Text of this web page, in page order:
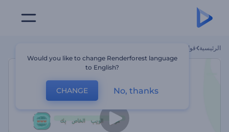
الرئيسية قوالب
Would you like to change Renderforest language
to English?
CHANGE No, thanks